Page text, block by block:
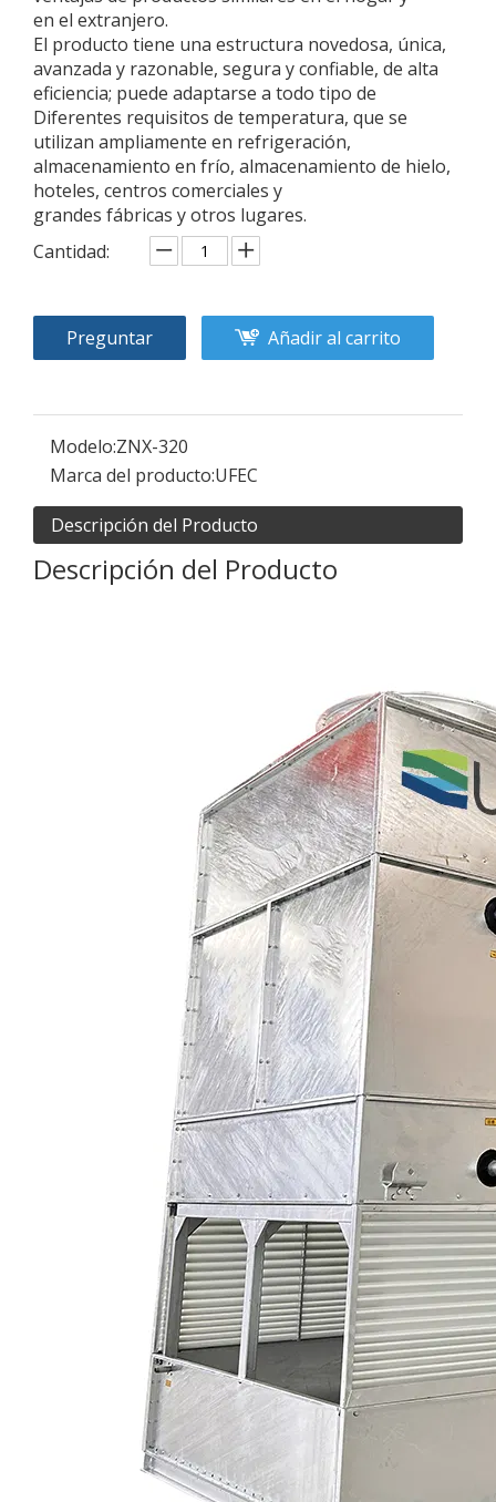
en el extranjero.
El producto tiene una estructura novedosa, única,
avanzada y razonable, segura y confiable, de alta
eficiencia; puede adaptarse a todo tipo de
Diferentes requisitos de temperatura, que se
utilizan ampliamente en refrigeración,
almacenamiento en frío, almacenamiento de hielo,
hoteles, centros comerciales y
grandes fábricas y otros lugares.
Cantidad:
Preguntar Añadir al carrito
Modelo:ZNX-320
Marca del producto:UFEC
Descripción del Producto
Descripción del Producto